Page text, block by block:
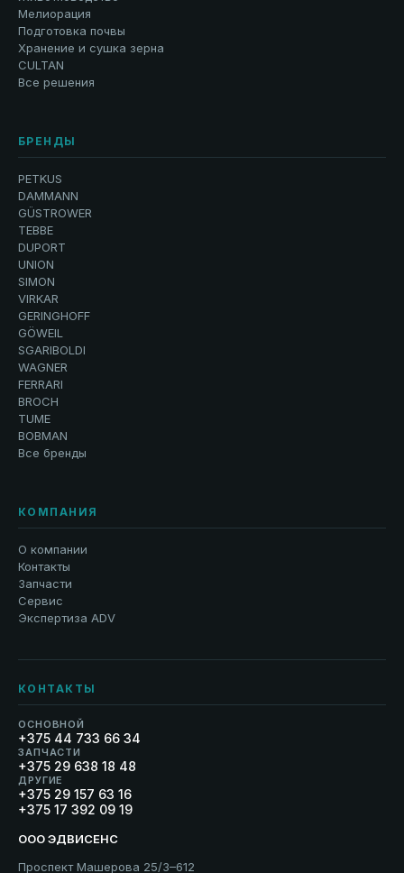
Мелиорация
Подготовка почвы
Хранение и сушка зерна
CULTAN
Все решения
БРЕНДЫ
PETKUS
DAMMANN
GÜSTROWER
TEBBE
DUPORT
UNION
SIMON
VIRKAR
GERINGHOFF
GÖWEIL
SGARIBOLDI
WAGNER
FERRARI
BROCH
TUME
BOBMAN
Все бренды
КОМПАНИЯ
О компании
Контакты
Запчасти
Сервис
Экспертиза ADV
КОНТАКТЫ
ОСНОВНОЙ
+375 44 733 66 34
ЗАПЧАСТИ
+375 29 638 18 48
ДРУГИЕ
+375 29 157 63 16
+375 17 392 09 19
ООО ЭДВИСЕНС
Проспект Машерова 25/3–612